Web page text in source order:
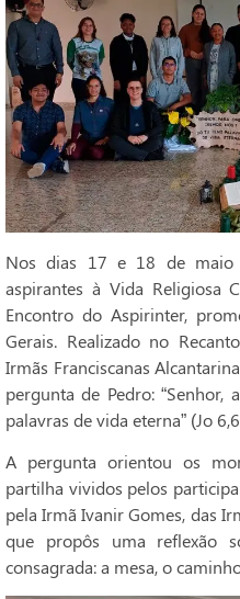
Nos dias 17 e 18 de
aspirantes à Vida Religiosa
Encontro do Aspirinter,
Gerais. Realizado no
Irmãs Franciscanas
pergunta de Pedro:
palavras de vida eterna” (Jo
A pergunta orientou os
partilha vividos pelos
pela Irmã Ivanir Gomes, das
que propôs uma reflexão
consagrada: a mesa, o